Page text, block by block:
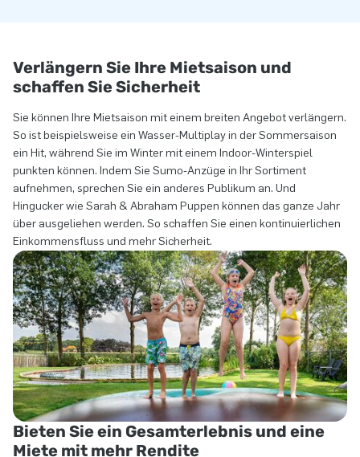
Verlängern Sie Ihre Mietsaison und
schaffen Sie Sicherheit
Sie können Ihre Mietsaison mit einem breiten Angebot verlängern.
So ist beispielsweise ein Wasser-Multiplay in der Sommersaison
ein Hit, während Sie im Winter mit einem Indoor-Winterspiel
punkten können. Indem Sie Sumo-Anzüge in Ihr Sortiment
aufnehmen, sprechen Sie ein anderes Publikum an. Und
Hingucker wie Sarah & Abraham Puppen können das ganze Jahr
über ausgeliehen werden. So schaffen Sie einen kontinuierlichen
Einkommensfluss und mehr Sicherheit.
Bieten Sie ein Gesamterlebnis und eine
Miete mit mehr Rendite